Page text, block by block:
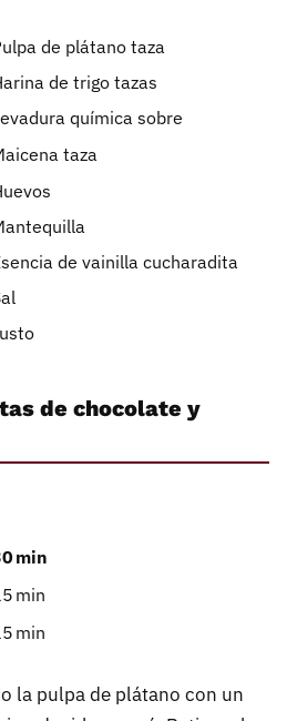
de plátano taza
de trigo tazas
química sobre
taza
de vainilla cucharadita
de chocolate y
min
min
min
la pulpa de plátano con un